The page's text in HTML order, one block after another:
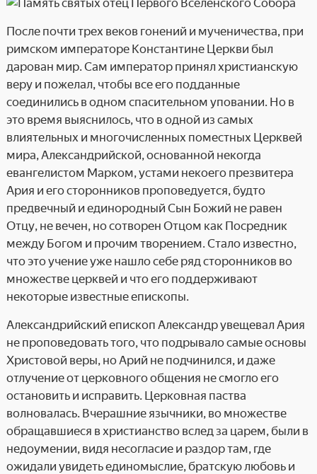
После почти трех веков гонений и мученичества, при
римском императоре Константине Церкви был
дарован мир. Сам император принял христианскую
веру и пожелал, чтобы все его подданные
соединились в одном спасительном уповании. Но в
это время выяснилось, что в одной из самых
влиятельных и многочисленных поместных Церквей
мира, Александрийской, основанной некогда
евангелистом Марком, устами некоего презвитера
Ария и его сторонников проповедуется, будто
предвечный и единородный Сын Божий не равен
Отцу, не вечен, но сотворен Отцом как Посредник
между Богом и прочим творением. Стало известно,
что это учение уже нашло себе ряд сторонников во
множестве церквей и что его поддерживают
некоторые известные епископы.
Александрийский епископ Александр увещевал Ария
не проповедовать того, что подрывало самые основы
Христовой веры, но Арий не подчинился, и даже
отлучение от церковного общения не смогло его
остановить и исправить. Церковная паства
волновалась. Вчерашние язычники, во множестве
обращавшиеся в христианство вслед за царем, были в
недоумении, видя несогласие и раздор там, где
ожидали увидеть единомыслие, братскую любовь и